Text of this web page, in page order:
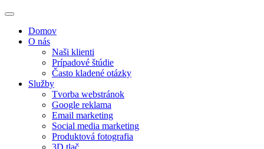
Domov
O nás
Naši klienti
Prípadové štúdie
Často kladené otázky
Služby
Tvorba webstránok
Google reklama
Email marketing
Social media marketing
Produktová fotografia
3D tlač